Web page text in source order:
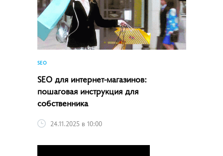
SEO
SEO для интернет-магазинов:
пошаговая инструкция для
собственника
24.11.2025 в 10:00